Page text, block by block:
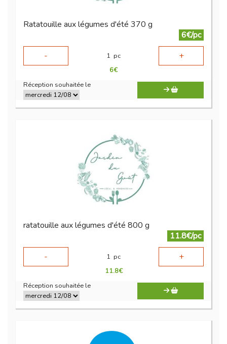
Ratatouille aux légumes d'été 370 g
6€/pc
-
1 pc +
6€
Réception souhaitée le
ratatouille aux légumes d'été 800 g
11.8€/pc
-
1 pc +
11.8€
Réception souhaitée le